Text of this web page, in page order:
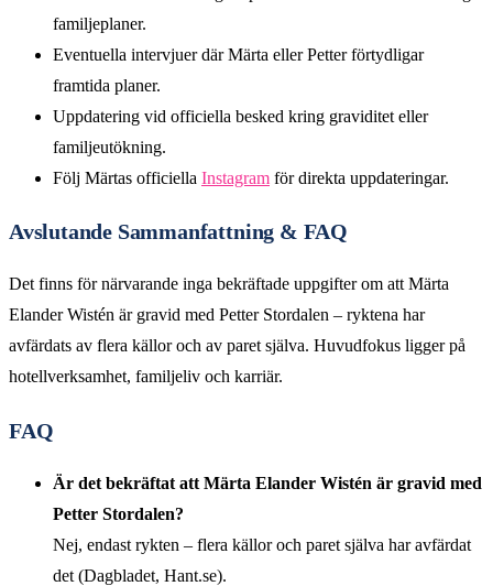
familjeplaner.
Eventuella intervjuer där Märta eller Petter förtydligar
framtida planer.
Uppdatering vid officiella besked kring graviditet eller
familjeutökning.
Följ Märtas officiella Instagram för direkta uppdateringar.
Avslutande Sammanfattning & FAQ
Det finns för närvarande inga bekräftade uppgifter om att Märta
Elander Wistén är gravid med Petter Stordalen – ryktena har
avfärdats av flera källor och av paret själva. Huvudfokus ligger på
hotellverksamhet, familjeliv och karriär.
FAQ
Är det bekräftat att Märta Elander Wistén är gravid med
Petter Stordalen?
Nej, endast rykten – flera källor och paret själva har avfärdat
det (Dagbladet, Hant.se).